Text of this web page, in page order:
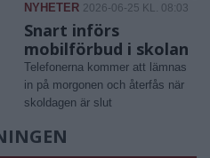
NYHETER 2026-06-25 KL. 08:03
Snart införs
mobilförbud i skolan
Telefonerna kommer att lämnas
in på morgonen och återfås när
skoldagen är slut